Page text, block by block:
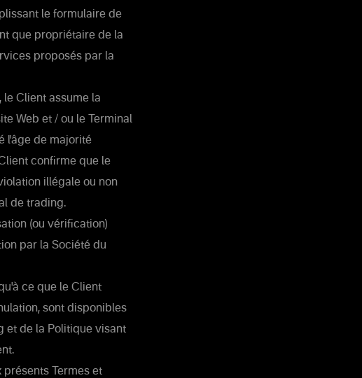
le formulaire de
que propriétaire de la
proposés par la
le Client assume la
Web et / ou le Terminal
l'âge de majorité
confirme que le
illégale ou non
de trading.
(ou vérification)
par la Société du
ce que le Client
sont disponibles
et de la Politique visant
Termes et